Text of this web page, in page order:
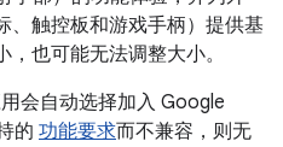
、触控板和游戏手柄）提供基
也可能无法调整大小。
会自动选择加入 Google
的 功能要求而不兼容，则无